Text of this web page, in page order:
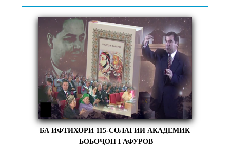
БА ИФТИХОРИ 115-СОЛАГИИ АКАДЕМИК
БОБОҶОН ҒАФУРОВ